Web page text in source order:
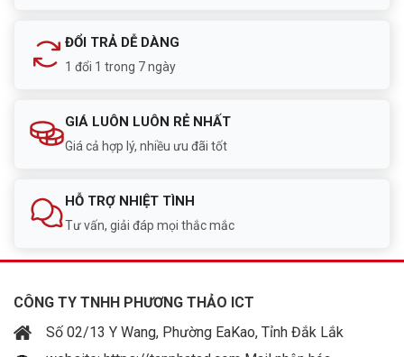
ĐỔI TRẢ DỄ DÀNG
1 đổi 1 trong 7 ngày
GIÁ LUÔN LUÔN RẺ NHẤT
Giá cả hợp lý, nhiều ưu đãi tốt
HỖ TRỢ NHIỆT TÌNH
Tư vấn, giải đáp mọi thắc mắc
CÔNG TY TNHH PHƯƠNG THẢO ICT
Số 02/13 Y Wang, Phường EaKao, Tỉnh Đắk Lắk